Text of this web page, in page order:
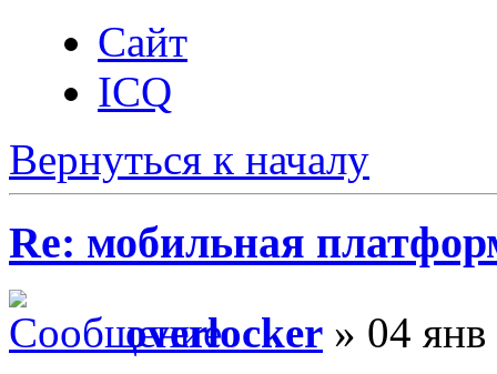
Сайт
ICQ
Вернуться к началу
Re: мобильная
overlocker » 04